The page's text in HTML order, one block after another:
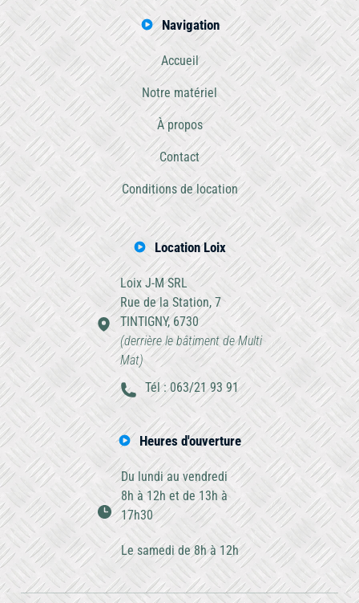
Navigation
Accueil
Notre matériel
À propos
Contact
Conditions de location
Location Loix
Loix J-M SRL
Rue de la Station, 7
TINTIGNY, 6730
(derrière le bâtiment de Multi
Mat)
Tél : 063/21 93 91
Heures d'ouverture
Du lundi au vendredi
8h à 12h et de 13h à
17h30
Le samedi de 8h à 12h